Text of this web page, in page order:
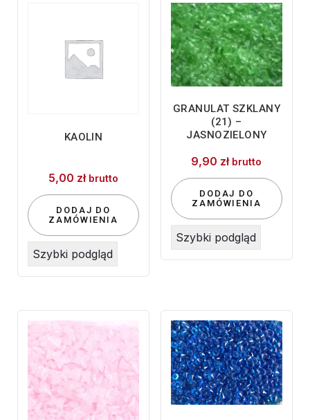
KAOLIN
5,00 zł brutto
DODAJ DO
ZAMÓWIENIA
Szybki podgląd
GRANULAT SZKLANY
(21) –
JASNOZIELONY
9,90 zł brutto
DODAJ DO
ZAMÓWIENIA
Szybki podgląd